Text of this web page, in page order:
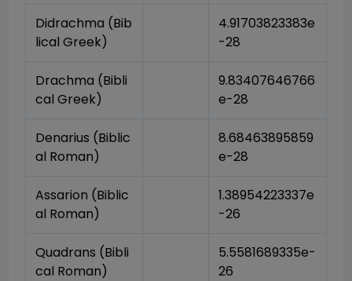
Didrachma (Bib
lical Greek)
4.91703823383e
-28
Drachma (Bibli
cal Greek)
9.83407646766
e-28
Denarius (Biblic
al Roman)
8.68463895859
e-28
Assarion (Biblic
al Roman)
1.38954223337e
-26
Quadrans (Bibli
cal Roman)
5.5581689335e-
26